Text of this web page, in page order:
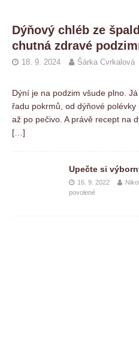
Dýňový chléb ze
chutná zdravé
18. 9. 2024 Šárka Cvrkalová
Dýní je na podzim všude plno.
řadu pokrmů, od dýňové
až po pečivo. A právě recept na
[…]
Upečte si
16. 9. 2022
povolené